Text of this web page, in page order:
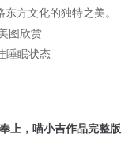
方文化的独特之美。
图欣赏
睡眠状态
上，喵小吉作品完整版